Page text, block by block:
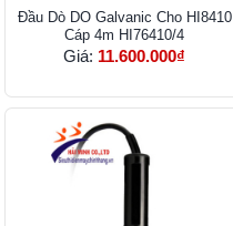
Đầu Dò DO Galvanic Cho HI8410
Cáp 4m HI76410/4
Giá: 11.600.000₫